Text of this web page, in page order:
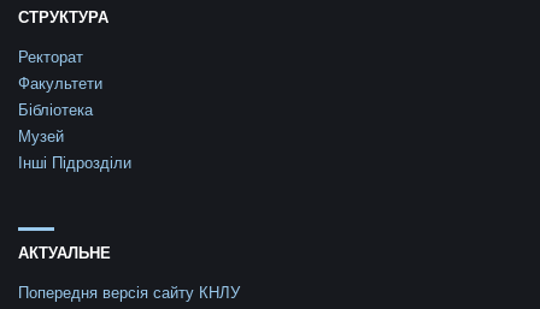
СТРУКТУРА
Ректорат
Факультети
Бібліотека
Музей
Інші Підрозділи
АКТУАЛЬНЕ
Попередня версія сайту КНЛУ